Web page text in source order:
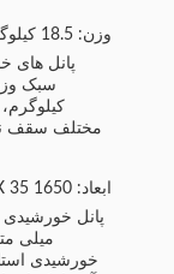
وزن: 18.5 کیلوگرم
مختلف سقف
ابعاد: 1650 X 992 X 35 میلی متر
میلی
خورشیدی